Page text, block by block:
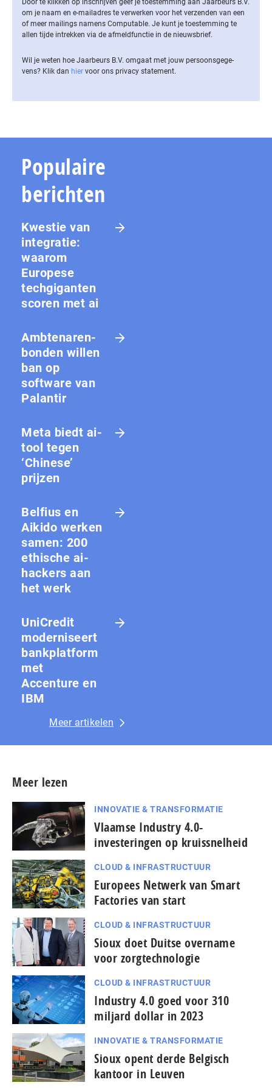
om je naam en e-mailadres te verwerken voor het verzenden van een
of meer mailings namens Computable. Je kunt je toestemming te
allen tijde intrekken via de af­meld­func­tie in de nieuwsbrief.
Wil je weten hoe Jaarbeurs B.V. omgaat met jouw per­soons­ge­ge­
vens? Klik dan hier voor ons privacy statement.
Populaire
berichten
Kwestie van
integratie:
waarom
Europese
techgiganten
scoren met ai
Amb­te­na­ren­
bon­den willen
ban op
software van
Palantir
Meta biedt ai-
tool tegen
‘Chinese’
prijzen
Belfius en
Aikido werken
samen: 200
ethische ai-
hackers aan
het werk
UniCredit
moderniseert
bankplatform
met
Accenture en
IBM
Meer artikelen
Meer lezen
INNOVATIE & TRANSFORMATIE
Vlaamse Industry 4.0-
investeringen op kruissnelheid
CLOUD & INFRASTRUCTUUR
Europees Netwerk van Smart
Factories van start
CLOUD & INFRASTRUCTUUR
Sioux doet Duitse overname
voor zorgtechnologie
CLOUD & INFRASTRUCTUUR
Industry 4.0 goed voor 310
miljard dollar in 2023
INNOVATIE & TRANSFORMATIE
Sioux opent derde Belgisch
kantoor in Leuven